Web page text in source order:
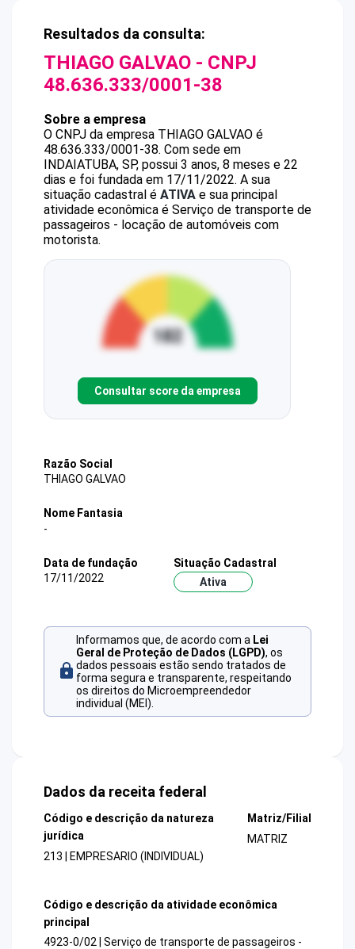
Resultados da consulta:
THIAGO GALVAO - CNPJ
48.636.333/0001-38
Sobre a empresa
O CNPJ da empresa THIAGO GALVAO é
48.636.333/0001-38. Com sede em
INDAIATUBA, SP, possui 3 anos, 8 meses e 22
dias e foi fundada em 17/11/2022. A sua
situação cadastral é ATIVA e sua principal
atividade econômica é Serviço de transporte de
passageiros - locação de automóveis com
motorista.
Consultar score da empresa
Razão Social
THIAGO GALVAO
Nome Fantasia
-
Data de fundação
17/11/2022
Situação Cadastral
Ativa
Informamos que, de acordo com a Lei
Geral de Proteção de Dados (LGPD), os
dados pessoais estão sendo tratados de
forma segura e transparente, respeitando
os direitos do Microempreendedor
individual (MEI).
Dados da receita federal
Código e descrição da natureza
jurídica
213 | EMPRESARIO (INDIVIDUAL)
Matriz/Filial
MATRIZ
Código e descrição da atividade econômica
principal
4923-0/02 | Serviço de transporte de passageiros -